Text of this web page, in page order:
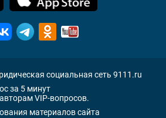
социальная сеть 9111.ru
за 5 минут
VIP-вопросов.
материалов сайта